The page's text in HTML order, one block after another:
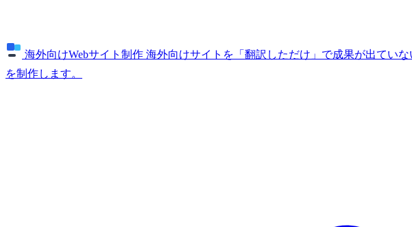
海外向けWebサイト制作 海外向けサイトを「翻訳しただけ」で成果が出てい
を制作します。